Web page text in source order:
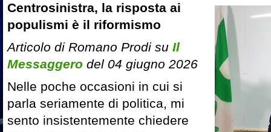
Centrosinistra, la risposta ai
populismi è il riformismo
Articolo di Romano Prodi su Il
Messaggero del 04 giugno 2026
Nelle poche occasioni in cui si
parla seriamente di politica, mi
sento insistentemente chiedere